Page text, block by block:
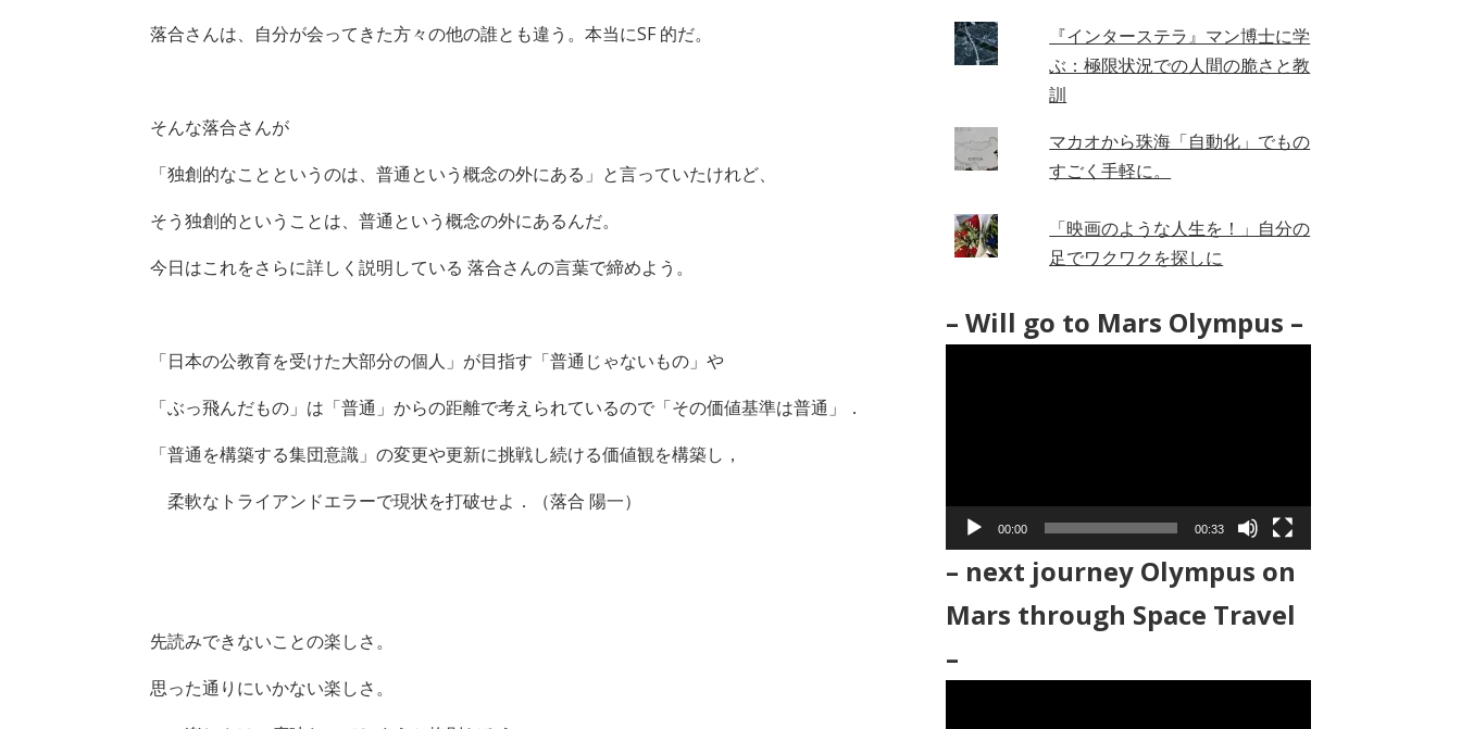
落合さんは、自分が会ってきた方々の他の誰とも違う。本当にSF 的だ。
そんな落合さんが
「独創的なことというのは、普通という概念の外にある」と言っていたけれど、
そう独創的ということは、普通という概念の外にあるんだ。
今日はこれをさらに詳しく説明している 落合さんの言葉で締めよう。
「日本の公教育を受けた大部分の個人」が目指す 「普通じゃないもの」や
「ぶっ飛んだもの」は 「普通」からの距離で考えられているので「その価値基準は普通」．
「普通を構築する集団意識」の変更や更新に挑戦し続ける価値観を構築し，
柔軟なトライアンドエラーで現状を打破せよ．（落合 陽一）
先読みできないことの楽しさ。
思った通りにいかない楽しさ。
『インターステラ』マン博士に学
ぶ：極限状況での人間の脆さと教
訓
マカオから珠海「自動化」でもの
すごく手軽に。
「映画のような人生を！」自分の
足でワクワクを探しに
– Will go to Mars Olympus –
ヤ
00:00 00:33
– next journey Olympus on
Mars through Space Travel
–